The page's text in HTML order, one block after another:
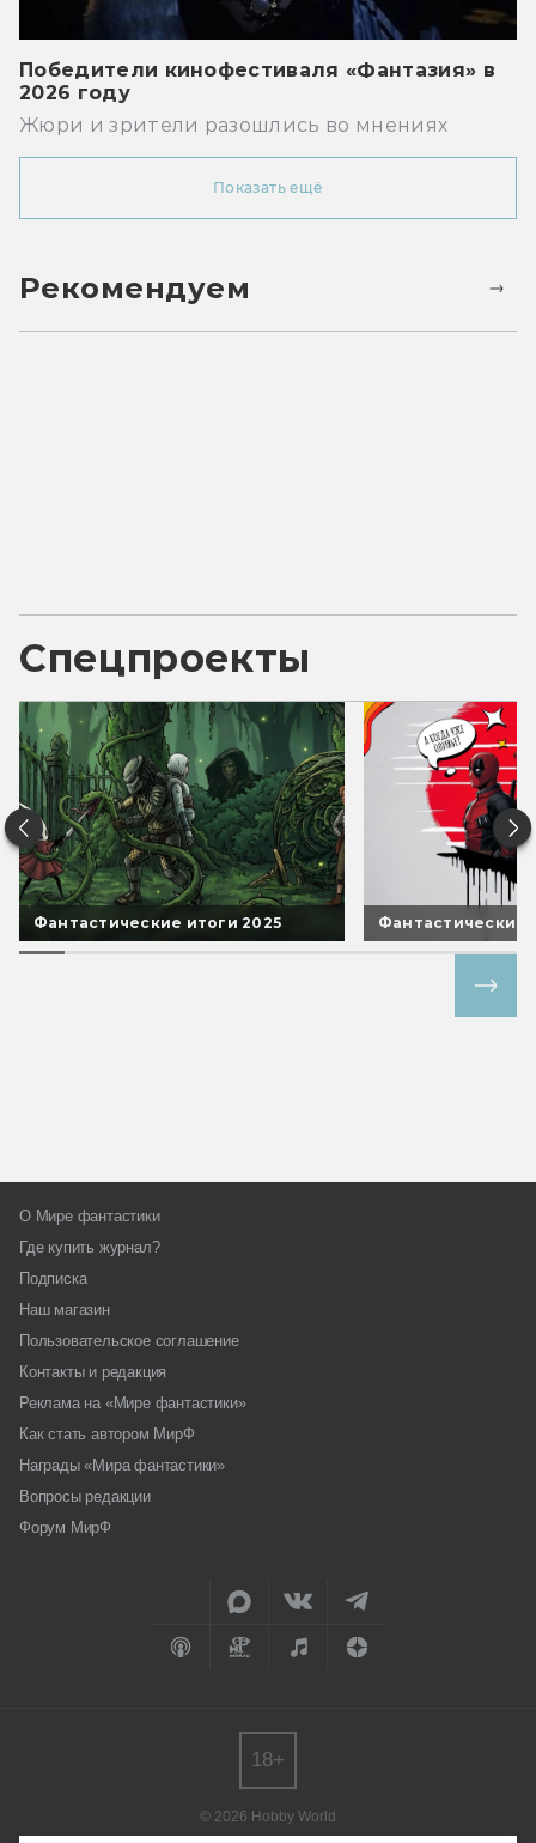
Победители кинофестиваля «Фантазия» в
2026 году
Жюри и зрители разошлись во мнениях
Показать ещё
Рекомендуем
Спецпроекты
Фантастические итоги 2025 Фантастические
О Мире фантастики
Где купить журнал?
Подписка
Наш магазин
Пользовательское соглашение
Контакты и редакция
Реклама на «Мире фантастики»
Как стать автором МирФ
Награды «Мира фантастики»
Вопросы редакции
Форум МирФ
© 2026 Hobby World
18+